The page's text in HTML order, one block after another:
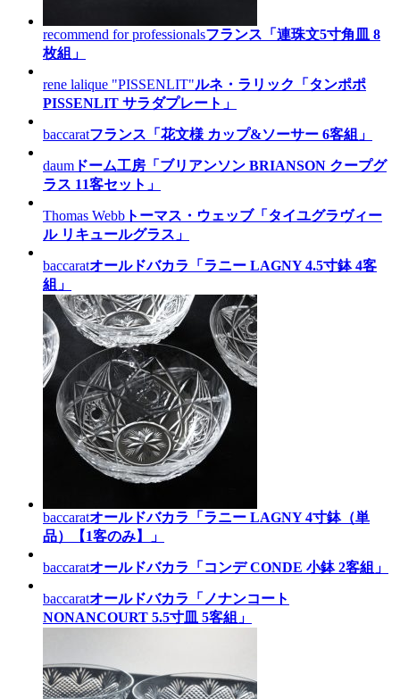
recommend for professionalsフランス「連珠文5寸角皿 8
枚組」
rene lalique "PISSENLIT"ルネ・ラリック「タンポポ
PISSENLIT サラダプレート」
baccaratフランス「花文様 カップ&ソーサー 6客組」
daum ドーム工房「ブリアンソン BRIANSON クープグ
ラス 11客セット」
Thomas Webb トーマス・ウェッブ「タイユグラヴィー
ル リキュールグラス」
baccaratオールドバカラ「ラニー LAGNY 4.5寸鉢 4客
組」
baccaratオールドバカラ「ラニー LAGNY 4寸鉢（単
品）【1客のみ】」
baccaratオールドバカラ「コンデ CONDE 小鉢 2客組」
baccaratオールドバカラ「ノナンコート
NONANCOURT 5.5寸皿 5客組」